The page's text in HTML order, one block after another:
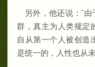
另外，他还说：“
群，真主为人类规定
自从第一个人被创造
是统一的，人性也从